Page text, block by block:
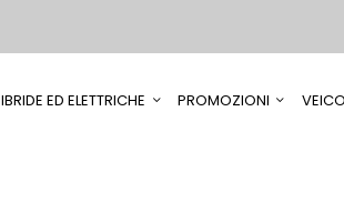
IBRIDE ED ELETTRICHE PROMOZIONI